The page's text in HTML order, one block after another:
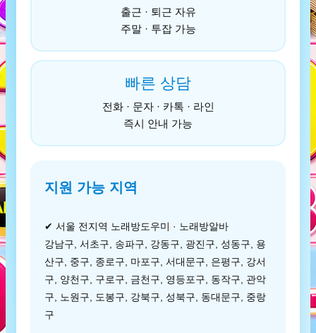
출근 · 퇴근 자유
주말 · 투잡 가능
빠른 상담
전화 · 문자 · 카톡 · 라인
즉시 안내 가능
지원 가능 지역
✔ 서울 전지역 노래방도우미 · 노래방알바
강남구, 서초구, 송파구, 강동구, 광진구, 성동구, 용
산구, 중구, 종로구, 마포구, 서대문구, 은평구, 강서
구, 양천구, 구로구, 금천구, 영등포구, 동작구, 관악
구, 노원구, 도봉구, 강북구, 성북구, 동대문구, 중랑
구